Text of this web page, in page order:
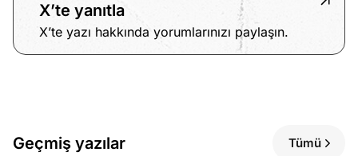
X’te yanıtla
X’te yazı hakkında yorumlarınızı paylaşın.
Geçmiş yazılar Tümü